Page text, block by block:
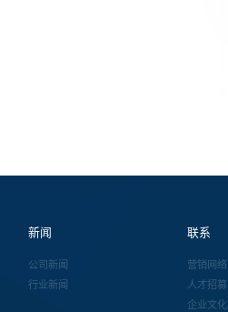
新闻
公司新闻
行业新闻
联系
营销网络
人才招募
企业文化